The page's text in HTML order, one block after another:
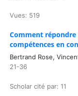
Vues: 519
Comment répondre
compétences en
Bertrand Rose,
21-36
Scholar cité par: 11